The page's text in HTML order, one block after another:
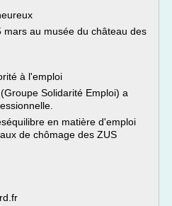
mars au musée du château des
à l'emploi
Solidarité Emploi) a
en matière d'emploi
de chômage des ZUS